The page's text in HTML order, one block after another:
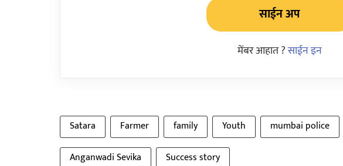
साईन अप
मेंबर आहात ?साईन इन
Satara Farmer family Youth mumbai police
Anganwadi Sevika
Success story